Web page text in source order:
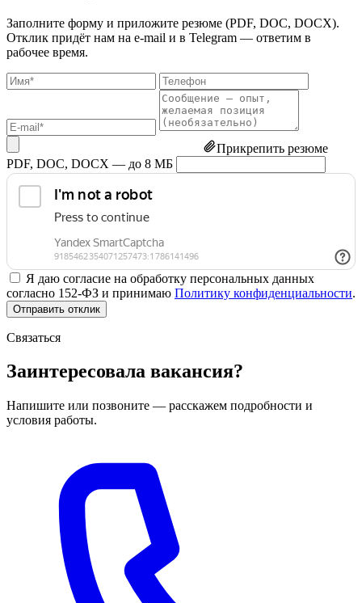
Заполните форму и приложите резюме (PDF, DOC, DOCX).
Отклик придёт нам на e-mail и в Telegram — ответим в
рабочее время.
Прикрепить резюме
PDF, DOC, DOCX — до 8 МБ
Я даю согласие на обработку персональных данных
согласно 152-ФЗ и принимаю Политику конфиденциальности.
Отправить отклик
Связаться
Заинтересовала вакансия?
Напишите или позвоните — расскажем подробности и
условия работы.